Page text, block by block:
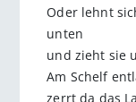
Oder lehnt
unten
und zieht sie
Am Schelf
zerrt da das